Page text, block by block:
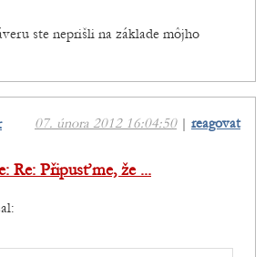
ste neprišli na základe môjho
07. února 2012 16:04:50| reagovat
Re: Připusťme, že ...